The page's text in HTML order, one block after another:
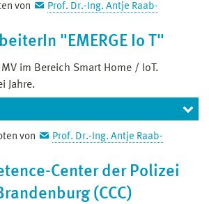
Computer mit denen Kinder
mit Programmiertechniken
(AWO) sucht einen
für die AG Calliope. Es nehmen
Kinder an der AG teil.
(wahrscheinlich dienstags oder
14.00 Uhr für 90 Minuten
40 - 45 € pro 90 min-Einheit
Ende August / Anfang September
von
Prof. Dr.-Ing. Antje Raab-
"EMER­GE Io T"
im Bereich Smart Home / IoT.
Jahre.
zum Dezember 2018 zwei
Smart Home / Internet of
1 "Emerge IoT"
von
Prof. Dr.-Ing. Antje Raab-
Center der Polizei
(CCC)